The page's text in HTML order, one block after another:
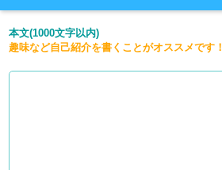
本文(1000文字以内)
趣味など自己紹介を書くことがオススメです！